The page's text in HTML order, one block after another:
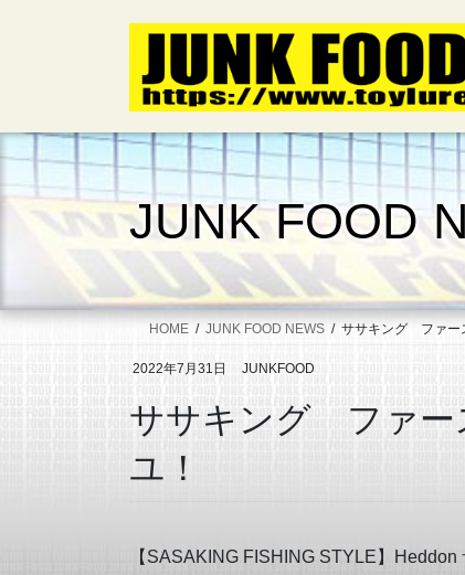
キ
に
JUNK FOOD
HOME JUNK FOOD NEWS ササキング ファー
2022年7月31日 JUNKFOOD
ササキング ファー
ユ！
【SASAKING FISHING STYLE】